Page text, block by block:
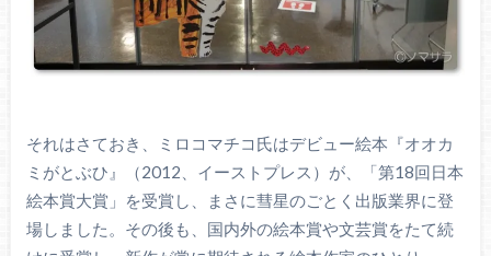
それはさておき、ミロコマチコ氏はデビュー絵本『オオカ
ミがとぶひ』（2012、イーストプレス）が、「第18回日本
絵本賞大賞」を受賞し、まさに彗星のごとく出版業界に登
場しました。その後も、国内外の絵本賞や文芸賞をたて続